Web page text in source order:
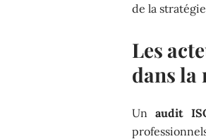
de la
Les
dans la
Unaudit